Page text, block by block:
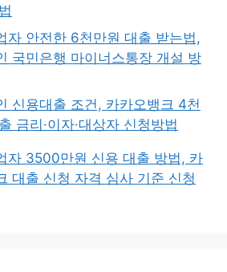
자 안전한 6천만원 대출 받는법,
국민은행 마이너스통장 개설 방
신용대출 조건, 카카오뱅크 4천
금리·이자·대상자 신청방법
자 3500만원 신용 대출 방법, 카
대출 신청 자격 심사 기준 신청